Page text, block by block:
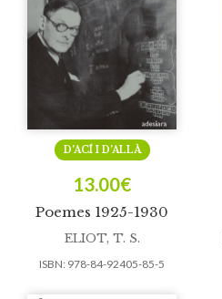
Poemes 1925-1930
D’ACÍ I D’ALLÀ
13.00€
ELIOT, T. S.
ISBN: 978-84-92405-85-5